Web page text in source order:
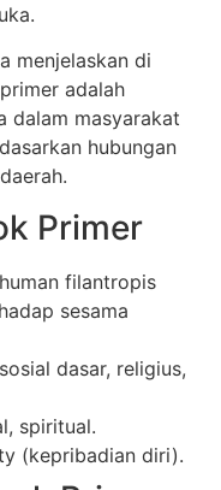
menjelaskan di
adalah
dalam masyarakat
hubungan
Primer
filantropis
sesama
dasar, religius,
spiritual.
(kepribadian diri).